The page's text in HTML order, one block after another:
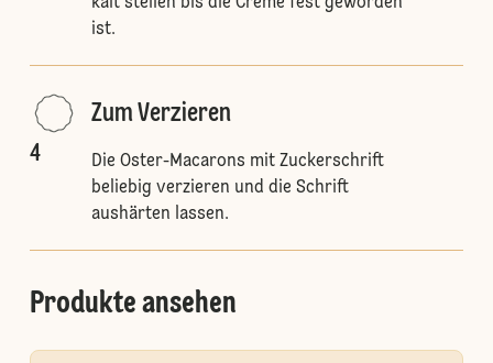
ist.
4
Zum Verzieren
Die Oster-Macarons mit Zuckerschrift
beliebig verzieren und die Schrift
aushärten lassen.
Produkte ansehen